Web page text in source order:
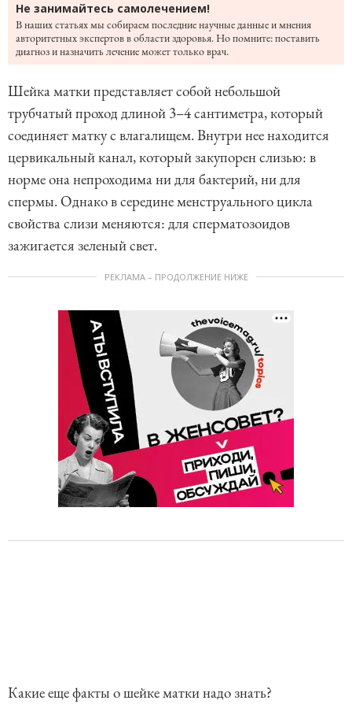
Не занимайтесь самолечением!
В наших статьях мы собираем последние научные данные и мнения
авторитетных экспертов в области здоровья. Но помните: поставить
диагноз и назначить лечение может только врач.
Шейка матки представляет собой небольшой
трубчатый проход длиной 3–4 сантиметра, который
соединяет матку с влагалищем. Внутри нее находится
цервикальный канал, который закупорен слизью: в
норме она непроходима ни для бактерий, ни для
спермы. Однако в середине менструального цикла
свойства слизи меняются: для сперматозоидов
зажигается зеленый свет.
РЕКЛАМА – ПРОДОЛЖЕНИЕ НИЖЕ
Какие еще факты о шейке матки надо знать?